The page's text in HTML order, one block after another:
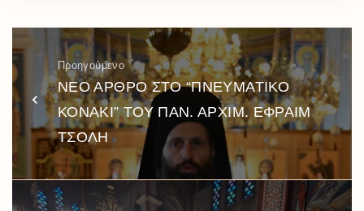
Προηγούμενο
ΝΕΟ ΑΡΘΡΟ ΣΤΟ “ΠΝΕΥΜΑΤΙΚΟ
ΚΟΝΑΚΙ” ΤΟΥ ΠΑΝ. ΑΡΧΙΜ. ΕΦΡΑΙΜ
ΤΣΟΛΗ